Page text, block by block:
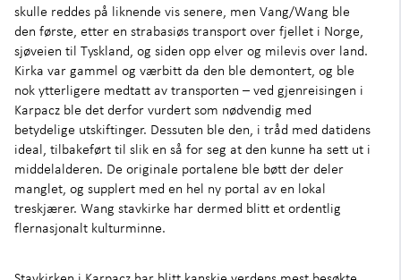
skulle reddes på liknende vis senere, men Vang/Wang ble
den første, etter en strabasiøs transport over fjellet i Norge,
sjøveien til Tyskland, og siden opp elver og milevis over land.
Kirka var gammel og værbitt da den ble demontert, og ble
nok ytterligere medtatt av transporten – ved gjenreisingen i
Karpacz ble det derfor vurdert som nødvendig med
betydelige utskiftinger. Dessuten ble den, i tråd med datidens
ideal, tilbakeført til slik en så for seg at den kunne ha sett ut i
middelalderen. De originale portalene ble bøtt der deler
manglet, og supplert med en hel ny portal av en lokal
treskjærer. Wang stavkirke har dermed blitt et ordentlig
flernasjonalt kulturminne.